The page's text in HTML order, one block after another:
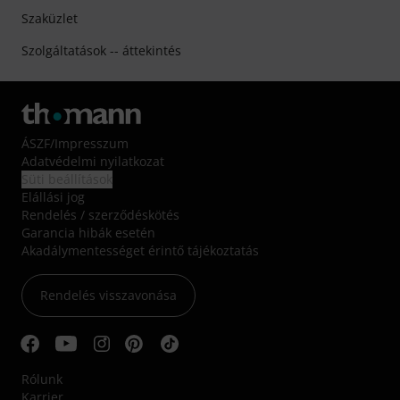
Szaküzlet
Szolgáltatások -- áttekintés
ÁSZF/Impresszum
Adatvédelmi nyilatkozat
Elállási jog
Rendelés / szerződéskötés
Garancia hibák esetén
Akadálymentességet érintő tájékoztatás
Rendelés visszavonása
Rólunk